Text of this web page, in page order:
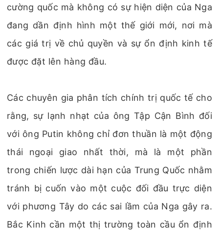
cường quốc mà không có sự hiện diện của Nga
đang dần định hình một thế giới mới, nơi mà
các giá trị về chủ quyền và sự ổn định kinh tế
được đặt lên hàng đầu.
Các chuyên gia phân tích chính trị quốc tế cho
rằng, sự lạnh nhạt của ông Tập Cận Bình đối
với ông Putin không chỉ đơn thuần là một động
thái ngoại giao nhất thời, mà là một phần
trong chiến lược dài hạn của Trung Quốc nhằm
tránh bị cuốn vào một cuộc đối đầu trực diện
với phương Tây do các sai lầm của Nga gây ra.
Bắc Kinh cần một thị trường toàn cầu ổn định